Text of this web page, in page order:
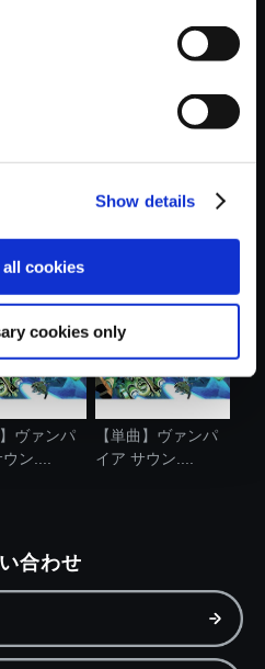
Show details
cookies
cookies only
ン....
イア サウン....
】ヴァンパ
ン....
【単曲】ヴァンパ
イア サウン....
合わせ